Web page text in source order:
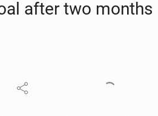
after two months